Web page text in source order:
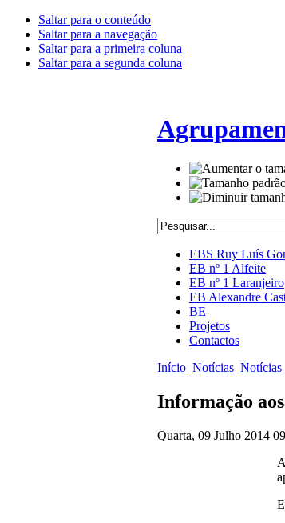
Saltar para o conteúdo
Saltar para a navegação
Saltar para a primeira coluna
Saltar para a segunda coluna
EBS Ruy Luís
EB nº 1 Alfeite
EB nº 1 Laranjeiro
EB Alexandre
BE
Projetos
Contactos
Início Notícias Notícias
Informação
Quarta, 09 Julho 2014
A